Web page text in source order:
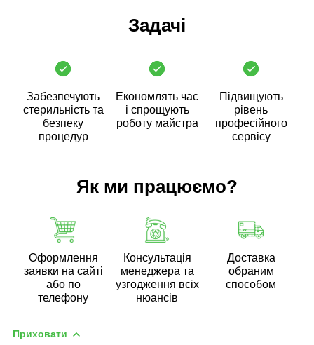
Задачі
Забезпечують
стерильність та
безпеку
процедур
Економлять час
і спрощують
роботу майстра
Підвищують
рівень
професійного
сервісу
Як ми працюємо?
Оформлення
заявки на сайті
або по
телефону
Консультація
менеджера та
узгодження всіх
нюансів
Доставка
обраним
способом
Приховати